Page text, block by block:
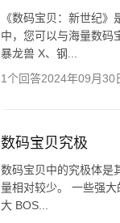
《数码宝贝：新世纪
中，您可以与海量数码
暴龙兽 X、钢...
1个回答2024年09月30
数码宝贝究极
数码宝贝中的究极体是
量相对较少。 一些强
大 BOS...